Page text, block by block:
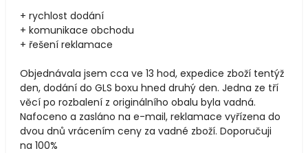
+ rychlost dodání
+ komunikace obchodu
+ řešení reklamace
Objednávala jsem cca ve 13 hod, expedice zboží tentýž
den, dodání do GLS boxu hned druhý den. Jedna ze tří
věcí po rozbalení z originálního obalu byla vadná.
Nafoceno a zasláno na e-mail, reklamace vyřízena do
dvou dnů vrácením ceny za vadné zboží. Doporučuji
na 100%